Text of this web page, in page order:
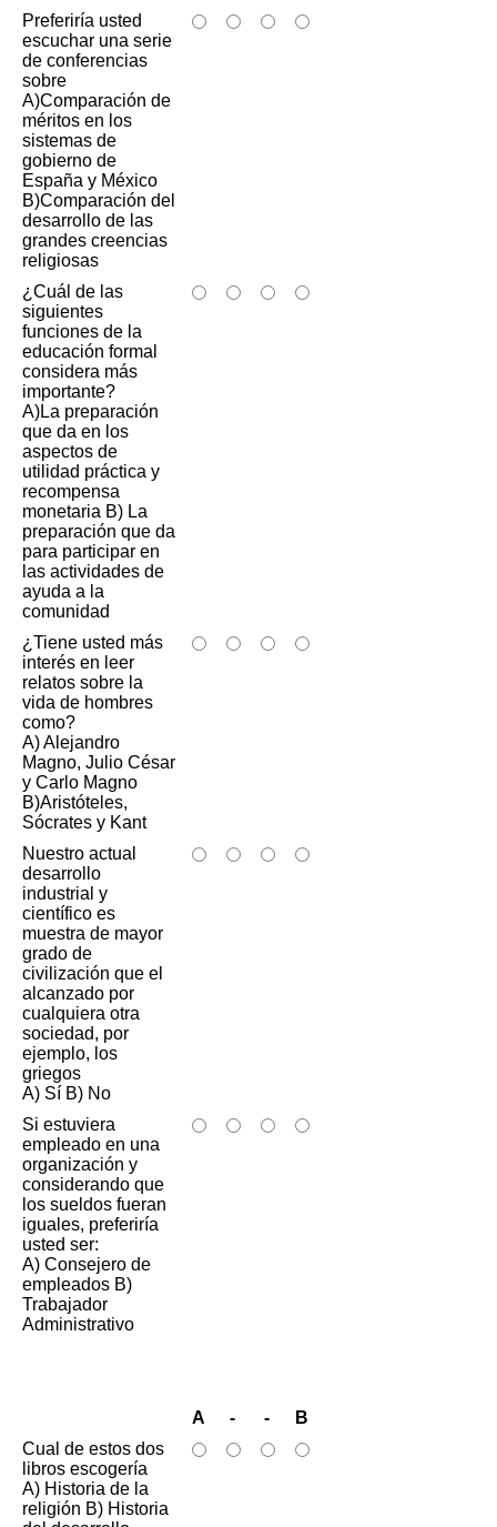
Preferiría usted
escuchar una serie
de conferencias
sobre
A)Comparación de
méritos en los
sistemas de
gobierno de
España y México
B)Comparación del
desarrollo de las
grandes creencias
religiosas
¿Cuál de las
siguientes
funciones de la
educación formal
considera más
importante?
A)La preparación
que da en los
aspectos de
utilidad práctica y
recompensa
monetaria B) La
preparación que da
para participar en
las actividades de
ayuda a la
comunidad
¿Tiene usted más
interés en leer
relatos sobre la
vida de hombres
como?
A) Alejandro
Magno, Julio César
y Carlo Magno
B)Aristóteles,
Sócrates y Kant
Nuestro actual
desarrollo
industrial y
científico es
muestra de mayor
grado de
civilización que el
alcanzado por
cualquiera otra
sociedad, por
ejemplo, los
griegos
A) Sí B) No
Si estuviera
empleado en una
organización y
considerando que
los sueldos fueran
iguales, preferiría
usted ser:
A) Consejero de
empleados B)
Trabajador
Administrativo
A - -
B
Cual de estos dos
libros escogería
A) Historia de la
religión B) Historia